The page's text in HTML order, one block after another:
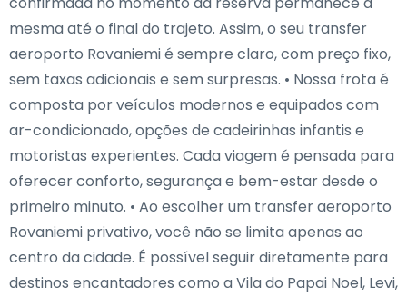
mesma até o final do trajeto. Assim, o seu transfer
aeroporto Rovaniemi é sempre claro, com preço fixo,
sem taxas adicionais e sem surpresas. • Nossa frota é
composta por veículos modernos e equipados com
ar-condicionado, opções de cadeirinhas infantis e
motoristas experientes. Cada viagem é pensada para
oferecer conforto, segurança e bem-estar desde o
primeiro minuto. • Ao escolher um transfer aeroporto
Rovaniemi privativo, você não se limita apenas ao
centro da cidade. É possível seguir diretamente para
destinos encantadores como a Vila do Papai Noel, Levi,